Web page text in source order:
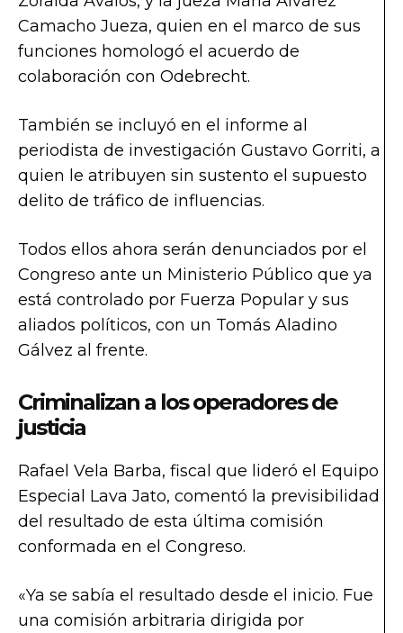
Camacho Jueza, quien en el marco de sus
funciones homologó el acuerdo de
colaboración con Odebrecht.
También se incluyó en el informe al
periodista de investigación Gustavo Gorriti, a
quien le atribuyen sin sustento el supuesto
delito de tráfico de influencias.
Todos ellos ahora serán denunciados por el
Congreso ante un Ministerio Público que ya
está controlado por Fuerza Popular y sus
aliados políticos, con un Tomás Aladino
Gálvez al frente.
Criminalizan a los operadores de
justicia
Rafael Vela Barba, fiscal que lideró el Equipo
Especial Lava Jato, comentó la previsibilidad
del resultado de esta última comisión
conformada en el Congreso.
«Ya se sabía el resultado desde el inicio. Fue
una comisión arbitraria dirigida por